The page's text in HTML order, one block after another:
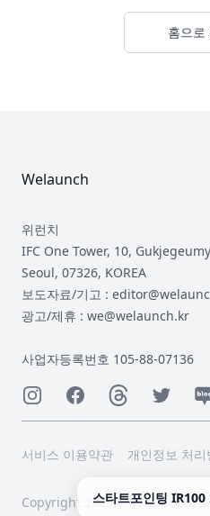
홈으로
Welaunch
위런치
IFC One Tower, 10,
Seoul, 07326, KOREA
보도자료/기고 :
광고/제휴 : we@welaunch.kr
사업자등록번호 105-88-07136
InstagramFacebookThreadsTwitter
서비스 이용약관 개인정보 처리
Copyright 2023 © Welaunch.
스타트포인팅 IR100